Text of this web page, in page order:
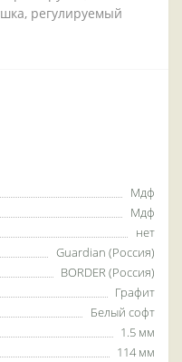
регулируемый
Мдф
Мдф
нет
Guardian (Россия)
BORDER (Россия)
Графит
Белый софт
1.5 мм
114 мм